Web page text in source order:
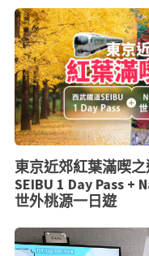
東京近郊紅葉滿喫
SEIBU 1 Day Pass +
世外桃源一日遊